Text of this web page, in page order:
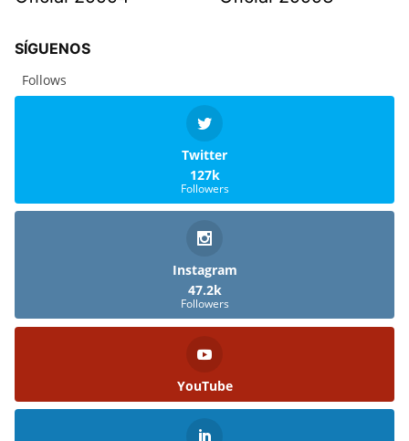
SÍGUENOS
Follows
Twitter
127k
Followers
Instagram
47.2k
Followers
YouTube